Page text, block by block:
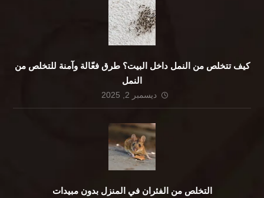
كيف تتخلص من النمل داخل البيت؟ طرق فعّالة وآمنة للتخلص من
النمل
ديسمبر 2, 2025
التخلص من الفئران في المنزل بدون مبيدات